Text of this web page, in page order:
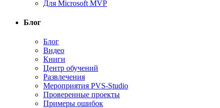
Для Microsoft MVP
Блог
Блог
Видео
Книги
Центр обучений
Развлечения
Мероприятия PVS-Studio
Проверенные проекты
Примеры ошибок